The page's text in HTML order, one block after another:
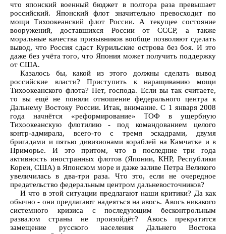
что японский военный бюджет в полтора раза превышает
российский. Японский флот значительно превосходит по
мощи Тихоокеанский флот России. А текущее состояние
вооружений, доставшихся России от СССР, а также
моральные качества призывников вообще позволяют сделать
вывод, что Россия сдаст Курильские острова без боя. И это
даже без учёта того, что Япония может получить поддержку
от США.
Казалось бы, какой из этого должны сделать вывод
российские власти? Приступить к наращиванию мощи
Тихоокеанского флота? Нет, господа. Если вы так считаете,
то вы ещё не поняли отношение федерального центра к
Дальнему Востоку России. Итак, внимание. С 1 января 2008
года начнётся «реформирование» ТОФ в ущербную
Тихоокеанскую флотилию - под командованием целого
контр-адмирала, всего-то с тремя эскадрами, двумя
бригадами и пятью дивизионами кораблей на Камчатке и в
Приморье. И это притом, что в последние три года
активность иностранных флотов (Японии, КНР, Республики
Кореи, США) в Японском море и даже заливе Петра Великого
увеличилась в два-три раза. Что это, если не очередное
предательство федеральным центром дальневосточников?
И что в этой ситуации предлагают наши критики? Да как
обычно - они предлагают надеяться на авось. Авось никакого
системного кризиса с последующим бесконтрольным
развалом страны не произойдёт? Авось прекратится
замещение русского населения Дальнего Востока